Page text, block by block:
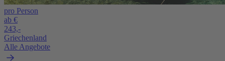
pro Person
ab €
243,-
Griechenland
Alle Angebote